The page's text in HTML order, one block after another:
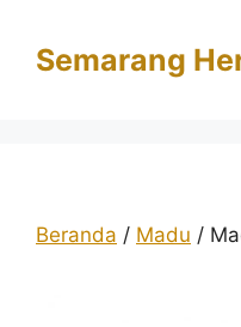
Semarang
Beranda / Madu /